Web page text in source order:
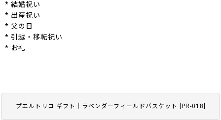
プエルトリコ ギフト｜ラベンダーフィールドバスケット PR-018
* 結婚祝い
* 出産祝い
* 父の日
* 引越・移転祝い
* お礼